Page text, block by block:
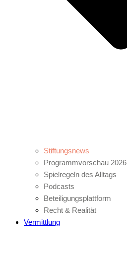
Stiftungsnews
Programmvorschau 2026
Spielregeln des Alltags
Podcasts
Beteiligungsplattform
Recht & Realität
Vermittlung